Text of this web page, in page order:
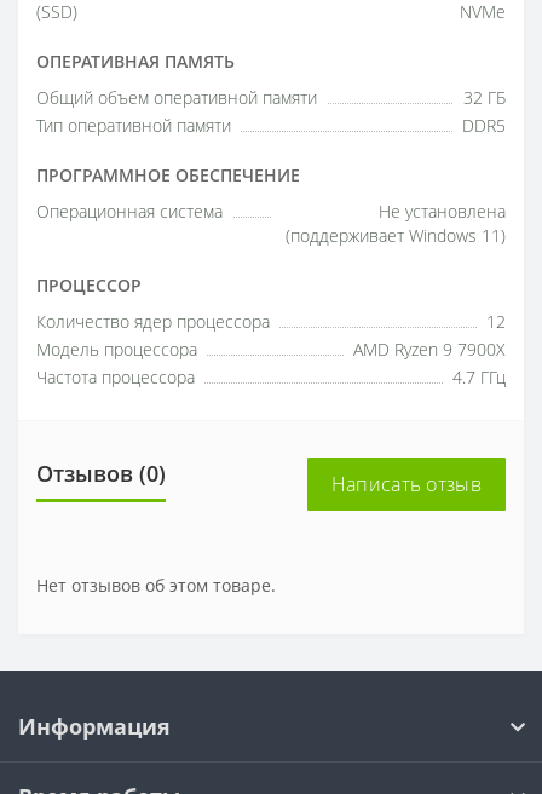
(SSD)
NVMe
ОПЕРАТИВНАЯ ПАМЯТЬ
Общий объем оперативной памяти
32 ГБ
Тип оперативной памяти
DDR5
ПРОГРАММНОЕ ОБЕСПЕЧЕНИЕ
Операционная система
Не установлена
(поддерживает Windows 11)
ПРОЦЕССОР
Количество ядер процессора
12
Модель процессора
AMD Ryzen 9 7900X
Частота процессора
4.7 ГГц
Отзывов (0) Написать отзыв
Нет отзывов об этом товаре.
Информация